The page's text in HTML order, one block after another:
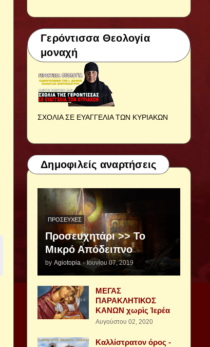
Γερόντισσα Θεολογία
μοναχή
ΣΧΟΛΙΑ ΣΕ ΕΥΑΓΓΕΛΙΑ ΤΩΝ ΚΥΡΙΑΚΩΝ
Δημοφιλείς αναρτήσεις
ΠΡΟΣΕΥΧΈΣ
Προσευχητάρι >> Το
Μικρό Απόδειπνο
by Agiotopia - Ιουνίου 07, 2019
ΜΕΓΑΣ
ΠΑΡΑΚΛΗΤΙΚΟΣ
ΚΑΝΩΝ χωρὶς Ἱερέα
Αυγούστου 02, 2020
Καλλίστρατον όρος -